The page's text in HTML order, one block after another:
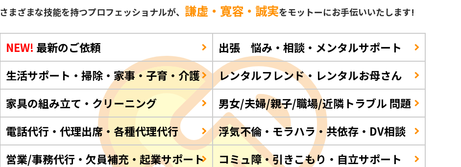
さまざまな技能を持つプロフェッショナルが、 謙虚・寛容・誠実をモットーにお手伝いいたします!
NEW! 最新のご依頼
出張 悩み・相談・メンタルサポート
生活サポート・掃除・家事・子育・介護
レンタルフレンド・レンタルお母さん
家具の組み立て・クリーニング
男女/夫婦/親子/職場/近隣トラブル 問題
電話代行・代理出席・各種代理代行
浮気不倫・モラハラ・共依存・DV相談
営業/事務代行・欠員補充・起業サポート
コミュ障・引きこもり・自立サポート